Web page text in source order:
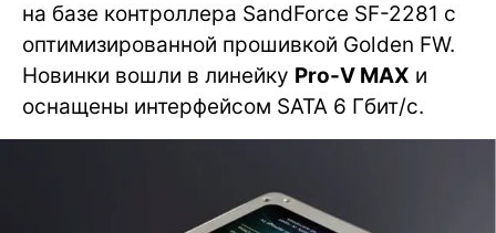
на базе контроллера SandForce SF-2281 с
оптимизированной прошивкой Golden FW.
Новинки вошли в линейку Pro-V MAX и
оснащены интерфейсом SATA 6 Гбит/с.